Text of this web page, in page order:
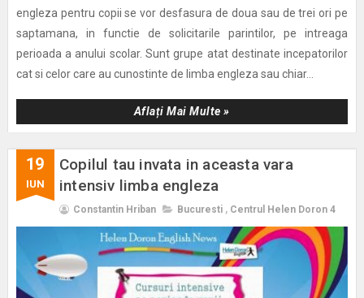
engleza pentru copii se vor desfasura de doua sau de trei ori pe
saptamana, in functie de solicitarile parintilor, pe intreaga
perioada a anului scolar. Sunt grupe atat destinate incepatorilor
cat si celor care au cunostinte de limba engleza sau chiar...
Aflați Mai Multe »
19
IUN
Copilul tau invata in aceasta vara
intensiv limba engleza
Constantin Hriban Bucuresti , Centrul Helen Doron 4